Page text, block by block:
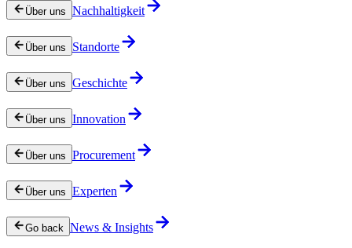
Über uns Nachhaltigkeit
Über uns Standorte
Über uns Geschichte
Über uns Innovation
Über uns Procurement
Über uns Experten
Go back News & Insights